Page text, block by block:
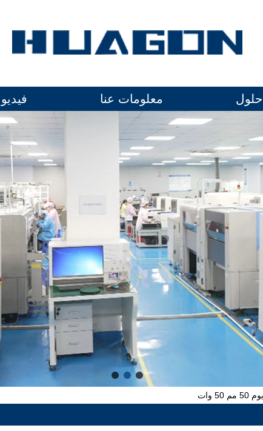
حلول معلومات عنا فيديو
وات